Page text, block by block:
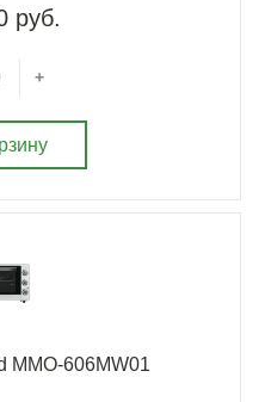
руб.
+
MMO-606MW01